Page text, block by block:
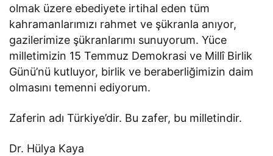
olmak üzere ebediyete irtihal eden tüm
kahramanlarımızı rahmet ve şükranla anıyor,
gazilerimize şükranlarımı sunuyorum. Yüce
milletimizin 15 Temmuz Demokrasi ve Millî Birlik
Günü’nü kutluyor, birlik ve beraberliğimizin daim
olmasını temenni ediyorum.
Zaferin adı Türkiye’dir. Bu zafer, bu milletindir.
Dr. Hülya Kaya